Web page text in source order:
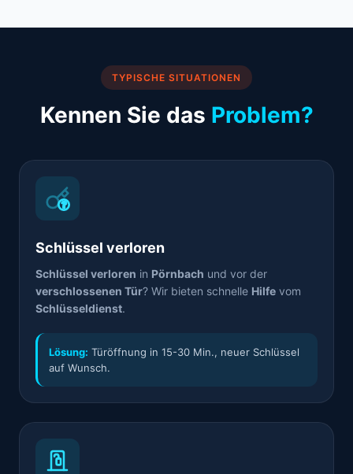
TYPISCHE SITUATIONEN
Kennen Sie das Problem?
Schlüssel verloren
Schlüssel verloren in Pörnbach und vor der
verschlossenen Tür? Wir bieten schnelle Hilfe vom
Schlüsseldienst.
Lösung: Türöffnung in 15-30 Min., neuer Schlüssel
auf Wunsch.